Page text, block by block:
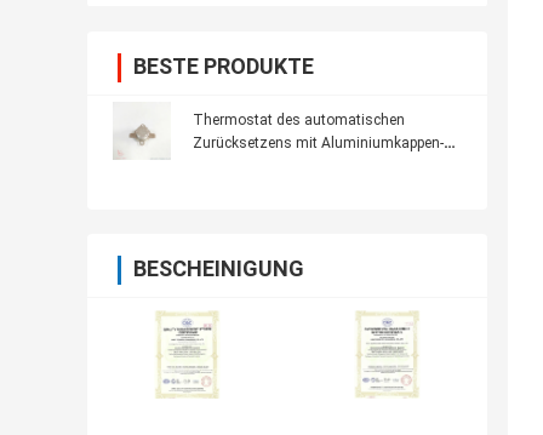
BESTE PRODUKTE
Thermostat des automatischen
Zurücksetzens mit Aluminiumkappen-
BESCHEINIGUNG